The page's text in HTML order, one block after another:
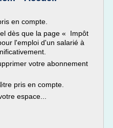
en compte.
dès que la page « Impôt
l'emploi d'un salarié à
votre abonnement
pris en compte.
espace...